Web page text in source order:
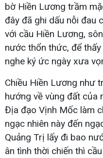
bờ Hiền Lương trầm
đây đã ghi dấu nỗi đau
với cầu Hiền Lương,
nước thổn thức, để
nghe ký ức ngày xưa
Chiều Hiền Lương như
hướng về vùng đất của
Địa đạo Vịnh Mốc làm
ngạc nhiên này đến
Quảng Trị lấy đi bao
ân tình thời chiến thì